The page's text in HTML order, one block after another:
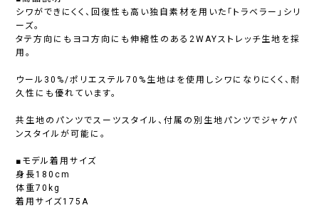
シワができにくく、回復性も高い独自素材を用いた「トラベラー」シリ
ーズ。
タテ方向にもヨコ方向にも伸縮性のある2WAYストレッチ生地を採
用。
ウール30%/ポリエステル70%生地はを使用しシワになりにくく、耐
久性にも優れています。
共生地のパンツでスーツスタイル、付属の別生地パンツでジャケパ
ンスタイルが可能に。
■モデル着用サイズ
身長180cm
体重70kg
着用サイズ175A